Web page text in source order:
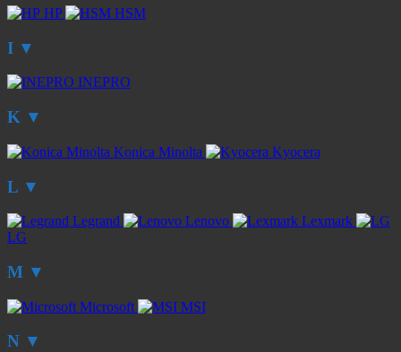
HP HSM
I ▼
INEPRO
K ▼
Konica Minolta Kyocera
L ▼
Legrand Lenovo
Lexmark
LG
M ▼
Microsoft MSI
N ▼